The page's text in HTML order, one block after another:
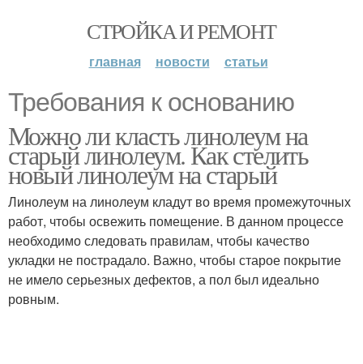
СТРОЙКА И РЕМОНТ
главная новости статьи
Требования к основанию
Можно ли класть линолеум на
старый линолеум. Как стелить
новый линолеум на старый
Линолеум на линолеум кладут во время промежуточных
работ, чтобы освежить помещение. В данном процессе
необходимо следовать правилам, чтобы качество
укладки не пострадало. Важно, чтобы старое покрытие
не имело серьезных дефектов, а пол был идеально
ровным.